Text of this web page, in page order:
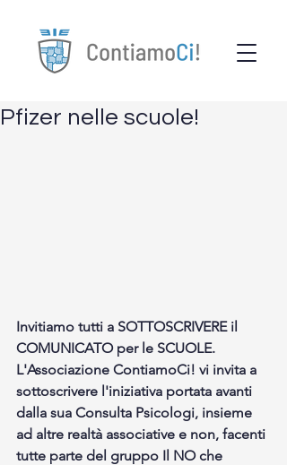
Pfizer nelle scuole!
Invitiamo tutti a SOTTOSCRIVERE il
COMUNICATO per le SCUOLE.
L'Associazione ContiamoCi! vi invita a
sottoscrivere l'iniziativa portata avanti
dalla sua Consulta Psicologi, insieme
ad altre realtà associative e non, facenti
tutte parte del gruppo Il NO che